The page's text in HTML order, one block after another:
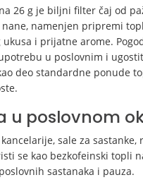
26 g je biljni filter čaj od
namenjen pripremi
ukusa i prijatne arome.
u poslovnim i
deo standardne ponude
u poslovnom
sale za sastanke,
se kao bezkofeinski topli
sastanaka i pauza.